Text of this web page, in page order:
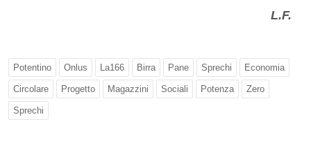
L.F.
Potentino Onlus La166 Birra Pane Sprechi Economia
Circolare Progetto Magazzini Sociali Potenza Zero
Sprechi